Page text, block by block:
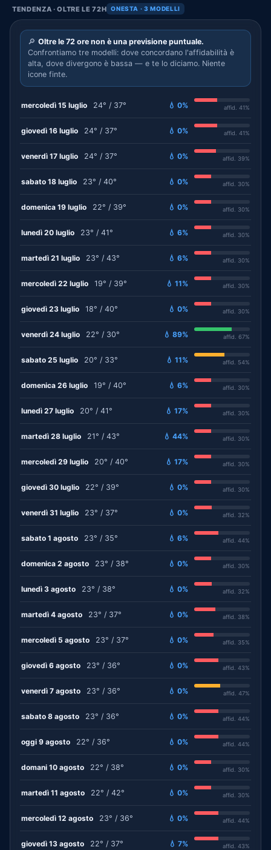
TENDENZA · OLTRE LE 72H ONESTA · 3 MODELLI
🔎 Oltre le 72 ore non è una previsione puntuale.
Confrontiamo tre modelli: dove concordano l'affidabilità è
alta, dove divergono è bassa — e te lo diciamo. Niente
icone finte.
mercoledì 15 luglio 24° / 37° 💧 0% affid. 41%
giovedì 16 luglio 24° / 37° 💧 0% affid. 41%
venerdì 17 luglio 24° / 37° 💧 0% affid. 39%
sabato 18 luglio 23° / 40° 💧 0% affid. 30%
domenica 19 luglio 22° / 39° 💧 0% affid. 30%
lunedì 20 luglio 23° / 41° 💧 6% affid. 30%
martedì 21 luglio 23° / 43° 💧 6% affid. 30%
mercoledì 22 luglio 19° / 39° 💧 11% affid. 30%
giovedì 23 luglio 18° / 40° 💧 0% affid. 30%
venerdì 24 luglio 22° / 30° 💧 89% affid. 67%
sabato 25 luglio 20° / 33° 💧 11% affid. 54%
domenica 26 luglio 19° / 40° 💧 6% affid. 30%
lunedì 27 luglio 20° / 41° 💧 17% affid. 30%
martedì 28 luglio 21° / 43° 💧 44% affid. 30%
mercoledì 29 luglio 20° / 40° 💧 17% affid. 30%
giovedì 30 luglio 22° / 39° 💧 0% affid. 30%
venerdì 31 luglio 23° / 37° 💧 0% affid. 32%
sabato 1 agosto 23° / 35° 💧 6% affid. 44%
domenica 2 agosto 23° / 38° 💧 0% affid. 30%
lunedì 3 agosto 23° / 38° 💧 0% affid. 32%
martedì 4 agosto 23° / 37° 💧 0% affid. 38%
mercoledì 5 agosto 23° / 37° 💧 0% affid. 35%
giovedì 6 agosto 23° / 36° 💧 0% affid. 43%
venerdì 7 agosto 23° / 36° 💧 0% affid. 47%
sabato 8 agosto 23° / 36° 💧 0% affid. 44%
oggi 9 agosto 22° / 36° 💧 0% affid. 44%
domani 10 agosto 22° / 38° 💧 0% affid. 30%
martedì 11 agosto 22° / 42° 💧 0% affid. 30%
mercoledì 12 agosto 23° / 36° 💧 0% affid. 44%
giovedì 13 agosto 22° / 37° 💧 7% affid. 43%